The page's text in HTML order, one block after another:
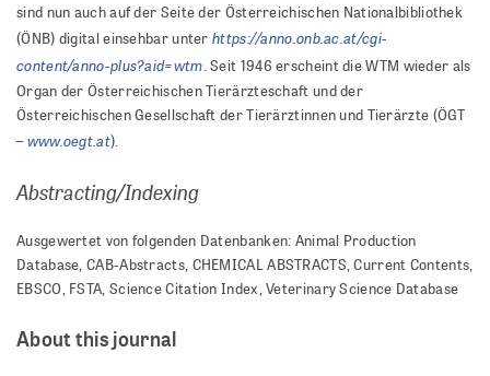
sind nun auch auf der Seite der Österreichischen Nationalbibliothek
(ÖNB) digital einsehbar unterhttps://anno.onb.ac.at/cgi-
content/anno-plus?aid=wtm . Seit 1946 erscheint die WTM wieder als
Organ der Österreichischen Tierärzteschaft und der
Österreichischen Gesellschaft der Tierärztinnen und Tierärzte (ÖGT
– www.oegt.at).
Abstracting/Indexing
Ausgewertet von folgenden Datenbanken: Animal Production
Database, CAB-Abstracts, CHEMICAL ABSTRACTS, Current Contents,
EBSCO, FSTA, Science Citation Index, Veterinary Science Database
About this journal